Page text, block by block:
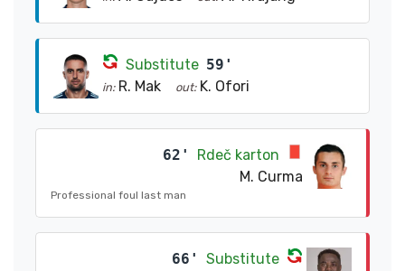
Substitute 59'
in: R. Mak out: K. Ofori
62'
Rdeč karton
M. Curma
Professional foul last man
66' Substitute